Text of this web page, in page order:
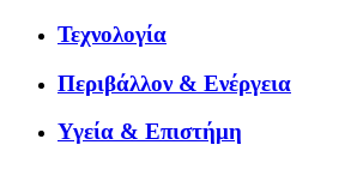
Τεχνολογία
Περιβάλλον & Ενέργεια
Υγεία & Επιστήμη